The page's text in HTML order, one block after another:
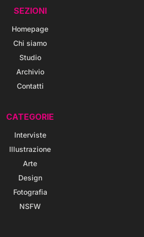
SEZIONI
Homepage
Chi siamo
Studio
Archivio
Contatti
CATEGORIE
Interviste
Illustrazione
Arte
Design
Fotografia
NSFW